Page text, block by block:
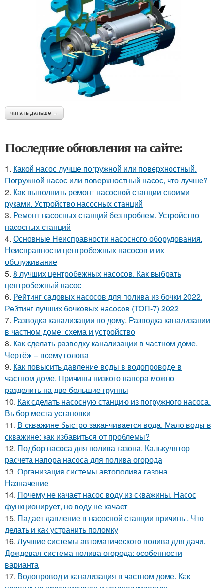
читать дальше →
Последние обновления на сайте:
1. Какой насос лучше погружной или поверхностный.
Погружной насос или поверхностный насос, что лучше?
2. Как выполнить ремонт насосной станции своими
руками. Устройство насосных станций
3. Ремонт насосных станций без проблем. Устройство
насосных станций
4. Основные Неисправности насосного оборудования.
Неисправности центробежных насосов и их
обслуживание
5. 8 лучших центробежных насосов. Как выбрать
центробежный насос
6. Рейтинг садовых насосов для полива из бочки 2022.
Рейтинг лучших бочковых насосов (ТОП-7) 2022
7. Разводка канализации по дому. Разводка канализации
в частном доме: схема и устройство
8. Как сделать разводку канализации в частном доме.
Чертёж – всему голова
9. Как повысить давление воды в водопроводе в
частном доме. Причины низкого напора можно
разделить на две большие группы
10. Как сделать насосную станцию из погружного насоса.
Выбор места установки
11. В скважине быстро заканчивается вода. Мало воды в
скважине: как избавиться от проблемы?
12. Подбор насоса для полива газона. Калькулятор
расчета напора насоса для полива огорода
13. Организация системы автополива газона.
Назначение
14. Почему не качает насос воду из скважины. Насос
функционирует, но воду не качает
15. Падает давление в насосной станции причины. Что
делать и как устранить поломку
16. Лучшие системы автоматического полива для дачи.
Дождевая система полива огорода: особенности
варианта
17. Водопровод и канализация в частном доме. Как